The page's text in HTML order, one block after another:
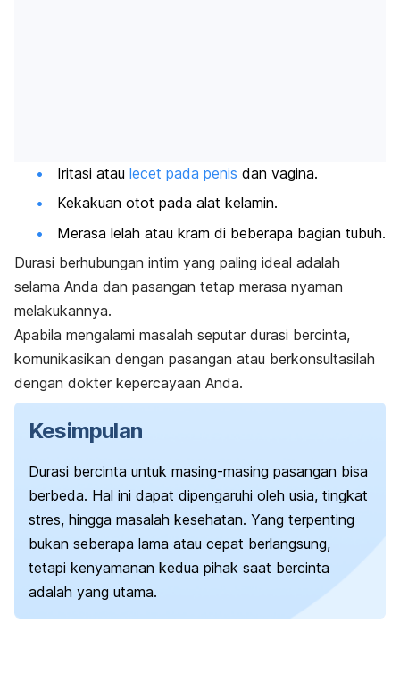
Iritasi atau lecet pada penis dan vagina.
Kekakuan otot pada alat kelamin.
Merasa lelah atau kram di beberapa bagian tubuh.
Durasi berhubungan intim yang paling ideal adalah
selama Anda dan pasangan tetap merasa nyaman
melakukannya.
Apabila mengalami masalah seputar durasi bercinta,
komunikasikan dengan pasangan atau berkonsultasilah
dengan dokter kepercayaan Anda.
Kesimpulan
Durasi bercinta untuk masing-masing pasangan bisa
berbeda. Hal ini dapat dipengaruhi oleh usia, tingkat
stres, hingga masalah kesehatan. Yang terpenting
bukan seberapa lama atau cepat berlangsung,
tetapi kenyamanan kedua pihak saat bercinta
adalah yang utama.